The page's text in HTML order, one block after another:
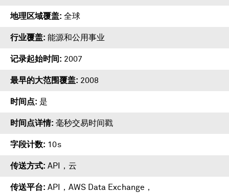
地理区域覆盖 全球
行业覆盖 能源和公用事业
记录起始时间 2007
最早的大范围覆盖 2008
时间点 是
时间点详情 毫秒交易时间戳
字段计数 10s
传送方式 API，云
传送平台 API ， AWS Data Exchange ，